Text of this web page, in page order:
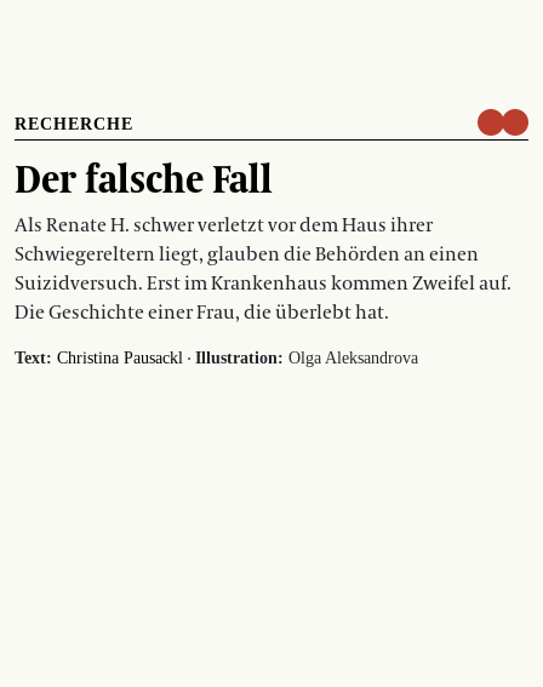
RECHERCHE
Der falsche Fall
Als Renate H. schwer verletzt vor dem Haus ihrer
Schwiegereltern liegt, glauben die Behörden an einen
Suizidversuch. Erst im Krankenhaus kommen Zweifel auf.
Die Geschichte einer Frau, die überlebt hat.
Text: Christina Pausackl · Illustration: Olga Aleksandrova